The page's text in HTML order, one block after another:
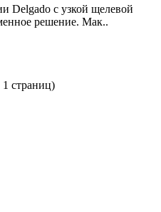
Delgado с узкой щелевой
решение. Мак..
1 страниц)